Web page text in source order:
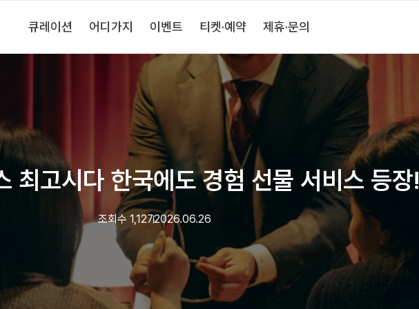
큐레이션 어디가지 이벤트 티켓·예약 제휴·문의
최고시다 한국에도 경험 선물 서비스 등장!
조회수 1,1272026.06.26